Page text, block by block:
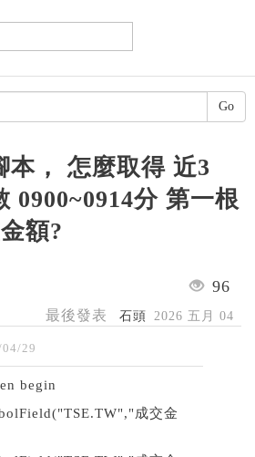
本， 怎麼取得 近3
0900~0914分 第一根
額?
96
最後發表 石頭 2026 五月 04
29
begin
"TSE.TW","成交金
Go